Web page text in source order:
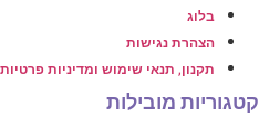
בלוג
הצהרת נגישות
תקנון, תנאי שימוש ומדיניות פרטיות
קטגוריות מובילות